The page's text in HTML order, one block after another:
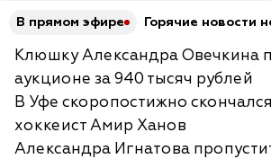
В прямом эфире Горячие новости
Клюшку Александра Овечкина
аукционе за 940 тысяч рублей
В Уфе скоропостижно
хоккеист Амир Ханов
Александра Игнатова